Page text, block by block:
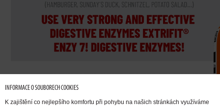
INFORMACE O SOUBORECH COOKIES
K zajištění co nejlepšího komfortu při pohybu na našich stránkách využíváme